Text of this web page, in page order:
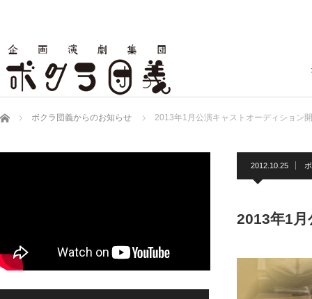
ホーム ボクラ団義からのお知らせ 2013年1月公演キャストオーディション
2012.10.25
2013年1